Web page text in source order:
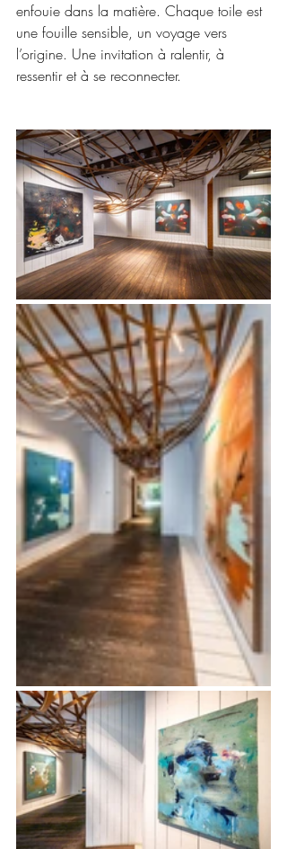
enfouie dans la matière. Chaque toile est
une fouille sensible, un voyage vers
l’origine. Une invitation à ralentir, à
ressentir et à se reconnecter.